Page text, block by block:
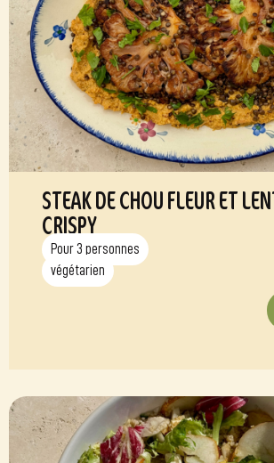
STEAK DE CHOU FLEUR ET
CRISPY
Pour 3 personnes
végétarien